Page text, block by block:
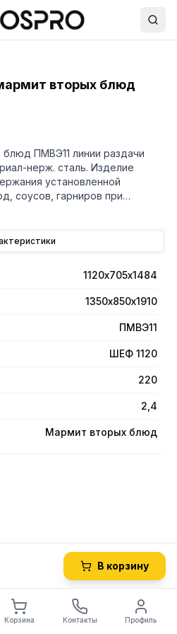
вторых блюд
ПМВЭ11 линии раздачи
нерж. сталь. Изделие
установленной
соусов, гарниров при
в горячем состоянии в
на предприятиях
Изделие предназначено
с искусственно
условиями.
1120х705х1484
1350х850х1910
ПМВЭ11
ШЕФ 1120
220
2,4
Мармит вторых блюд
В корзину
Корзина Контакты Профиль